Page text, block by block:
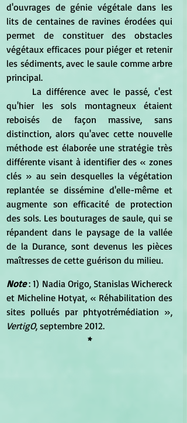
d'ouvrages de génie végétale dans les
lits de centaines de ravines érodées qui
permet de constituer des obstacles
végétaux efficaces pour piéger et retenir
les sédiments, avec le saule comme arbre
principal.
qu'hier les sols montagneux étaient
reboisés de façon massive, sans
distinction, alors qu'avec cette nouvelle
méthode est élaborée une stratégie très
différente visant à identifier des « zones
clés » au sein desquelles la végétation
replantée se dissémine d'elle-même et
augmente son efficacité de protection
des sols. Les bouturages de saule, qui se
répandent dans le paysage de la vallée
de la Durance, sont devenus les pièces
maîtresses de cette guérison du milieu.
Note : 1) Nadia Origo, Stanislas Wichereck
et Micheline Hotyat, « Réhabilitation des
VertigO, septembre 2012.
*